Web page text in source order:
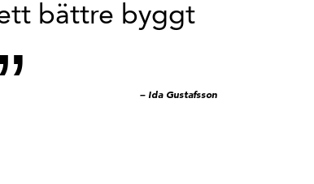
bättre byggt
– Ida Gustafsson